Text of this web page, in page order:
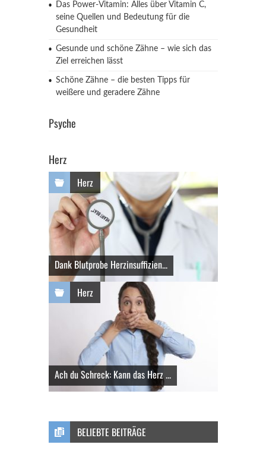
Das Power-Vitamin: Alles über Vitamin C,
seine Quellen und Bedeutung für die
Gesundheit
Gesunde und schöne Zähne – wie sich das
Ziel erreichen lässt
Schöne Zähne – die besten Tipps für
weißere und geradere Zähne
Psyche
Herz
Herz
Dank Blutprobe Herzinsuffizien...
Herz
Ach du Schreck: Kann das Herz ...
BELIEBTE BEITRÄGE